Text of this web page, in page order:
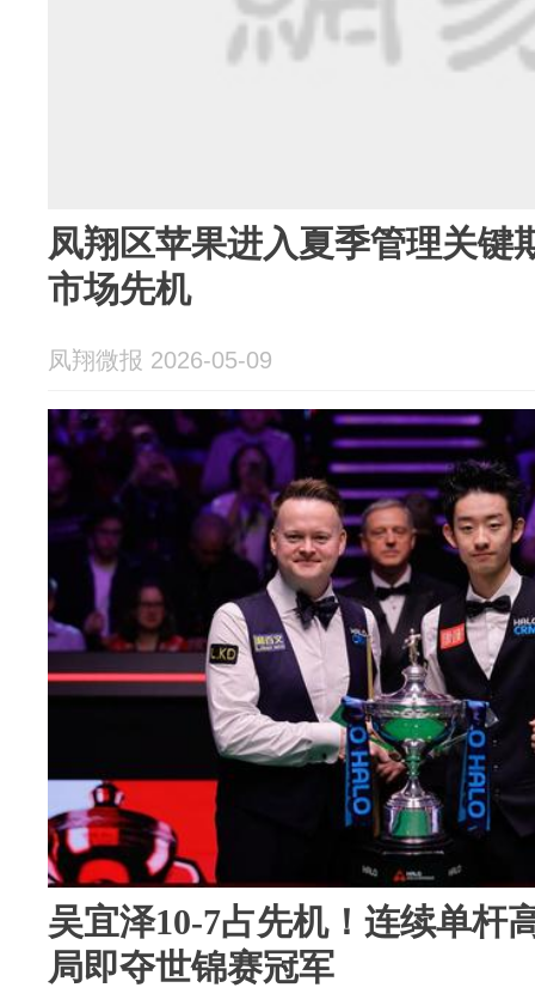
凤翔区苹果进入夏季管理关键期 “早”字当头
市场先机
凤翔微报 2026-05-09
吴宜泽10-7占先机！连续单杆
局即夺世锦赛冠军